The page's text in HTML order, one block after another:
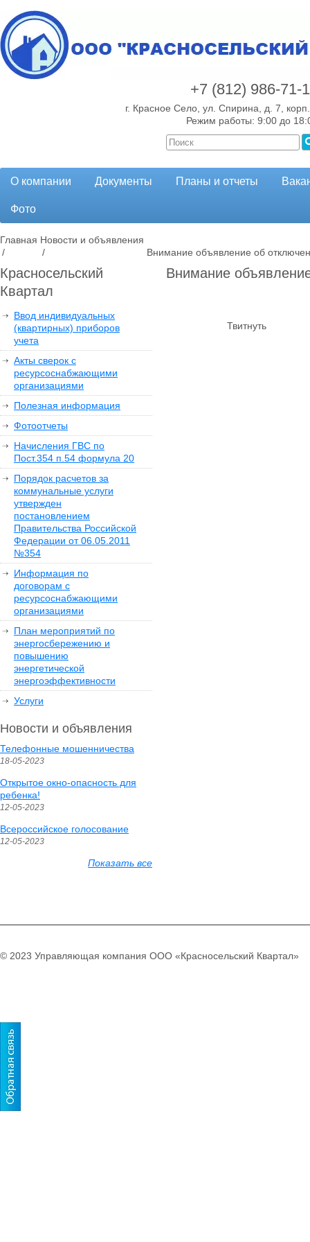
+7 (812) 986-71-
г. Красное Село, ул. Спирина, д. 7,
Режим работы: 9:00 до
О компании Документы Планы и отчеты
Фото
Главная
/
Новости и объявления
/
Внимание объявление об
Красносельский
Квартал
Ввод индивидуальных
(квартирных) приборов
учета
Акты сверок с
ресурсоснабжающими
организациями
Полезная информация
Фотоотчеты
Начисления ГВС по
Пост.354 п.54 формула 20
Порядок расчетов за
коммунальные услуги
утвержден
постановлением
Правительства Российской
Федерации от 06.05.2011
№354
Информация по
договорам с
ресурсоснабжающими
организациями
План мероприятий по
энергосбережению и
повышению
энергетической
энергоэффективности
Услуги
Новости и объявления
Телефонные мошенничества
18-05-2023
Открытое окно-опасность для
ребенка!
12-05-2023
Всероссийское голосование
12-05-2023
Показать все
Внимание
Твитнуть
© 2023 Управляющая компания ООО «Красносельский Квартал»